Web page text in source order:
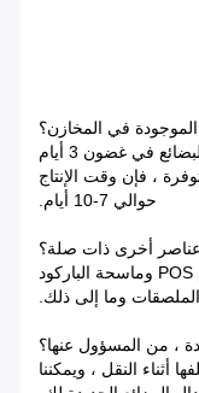
معظم المنتجات في المخازن.يمكننا إرسال البضائع في غضون 3 أيام
، فإن وقت الإنتاج
حوالي 7-10 أيام.
نعم فعلنا.نحن نقدم جامع بيانات PDA ونظام POS وماسحة الباركود
وما إلى ذلك.
أثناء النقل ، ويمكننا